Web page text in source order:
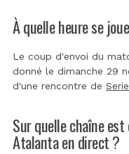
À quelle heure se
Le coup d'envoi du
donné le dimanche 29
d'une rencontre de
Sur quelle chaîne
Atalanta en direct ?